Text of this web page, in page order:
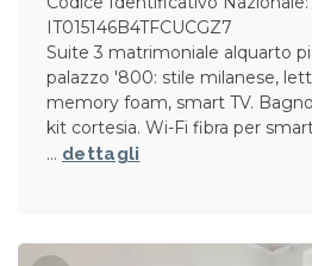
IT015146B4TFCUCGZ7
Suite 3 matrimoniale alquarto
palazzo '800: stile milanese,
memory foam, smart TV.
kit cortesia. Wi-Fi fibra per
… dettagli